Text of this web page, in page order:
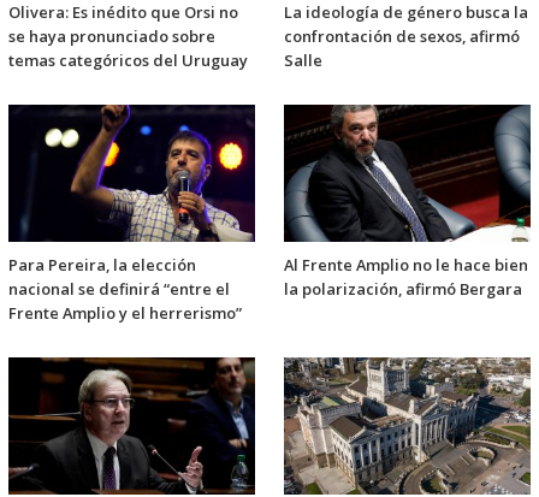
Olivera: Es inédito que Orsi no
se haya pronunciado sobre
temas categóricos del Uruguay
La ideología de género busca la
confrontación de sexos, afirmó
Salle
Para Pereira, la elección
nacional se definirá “entre el
Frente Amplio y el herrerismo”
Al Frente Amplio no le hace bien
la polarización, afirmó Bergara